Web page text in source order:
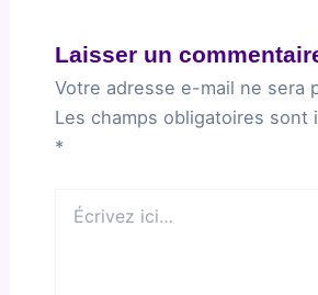
Laisser un
Votre adresse e-mail ne sera
Les champs obligatoires sont
*
ici…